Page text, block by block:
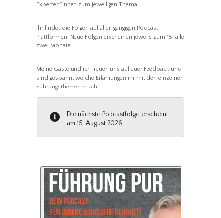
Experten*Innen zum jeweiligen Thema.
Ihr findet die Folgen auf allen gängigen Podcast-
Plattformen. Neue Folgen erscheinen jeweils zum 15. alle
zwei Monate.
Meine Gäste und ich freuen uns auf euer Feedback und
sind gespannt welche Erfahrungen ihr mit den einzelnen
Führungsthemen macht.
Die nächste Podcastfolge erscheint
am 15. August 2026.